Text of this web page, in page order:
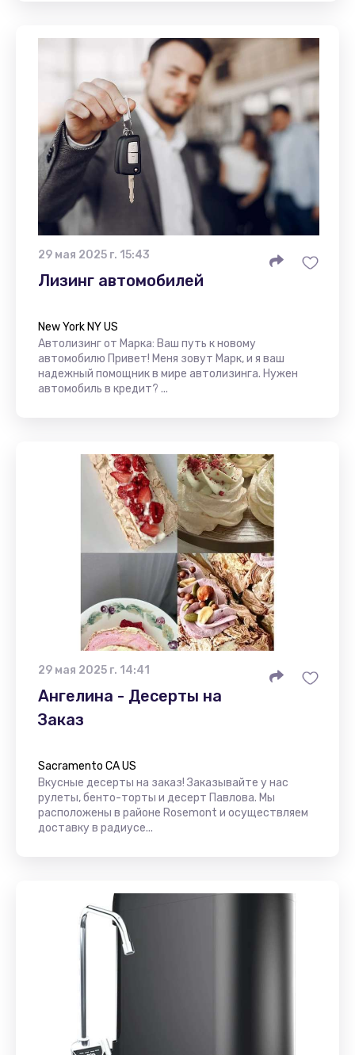
29 мая 2025 г. 15:43
Лизинг автомобилей
New York NY US
Автолизинг от Марка: Ваш путь к новому
автомобилю Привет! Меня зовут Марк, и я ваш
надежный помощник в мире автолизинга. Нужен
автомобиль в кредит? ...
29 мая 2025 г. 14:41
Ангелина - Десерты на
Заказ
Sacramento CA US
Вкусные десерты на заказ! Заказывайте у нас
рулеты, бенто-торты и десерт Павлова. Мы
расположены в районе Rosemont и осуществляем
доставку в радиусе...